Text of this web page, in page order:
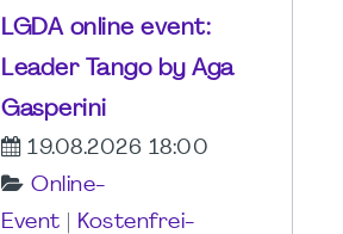
LGDA online event:
Leader Tango by Aga
Gasperini
19.08.2026 18:00
Online-
Event
Kostenfrei-